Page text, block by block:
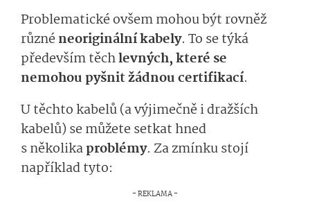
Problematické ovšem mohou být rovněž
různéneoriginální kabely. To se týká
především těchlevných, které se
nemohou pyšnit žádnou certifikací.
U těchto kabelů (a výjimečně i dražších
kabelů) se můžete setkat hned
s několikapro­blémy. Za zmínku stojí
například tyto: